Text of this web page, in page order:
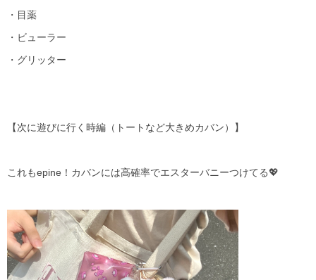
・目薬
・ビューラー
・グリッター
【次に遊びに行く時編（トートなど大きめカバン）】
これもepine！カバンには高確率でエスターバニーつけてる💖